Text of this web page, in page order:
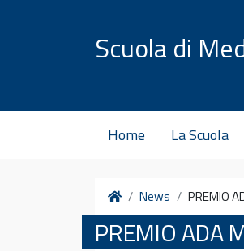
Scuola di
Home La Scuola
HomeNews PREMIO
PREMIO ADA